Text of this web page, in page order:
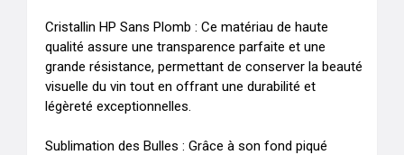
Cristallin HP Sans Plomb : Ce matériau de haute
qualité assure une transparence parfaite et une
grande résistance, permettant de conserver la beauté
visuelle du vin tout en offrant une durabilité et
légèreté exceptionnelles.
Sublimation des Bulles : Grâce à son fond piqué